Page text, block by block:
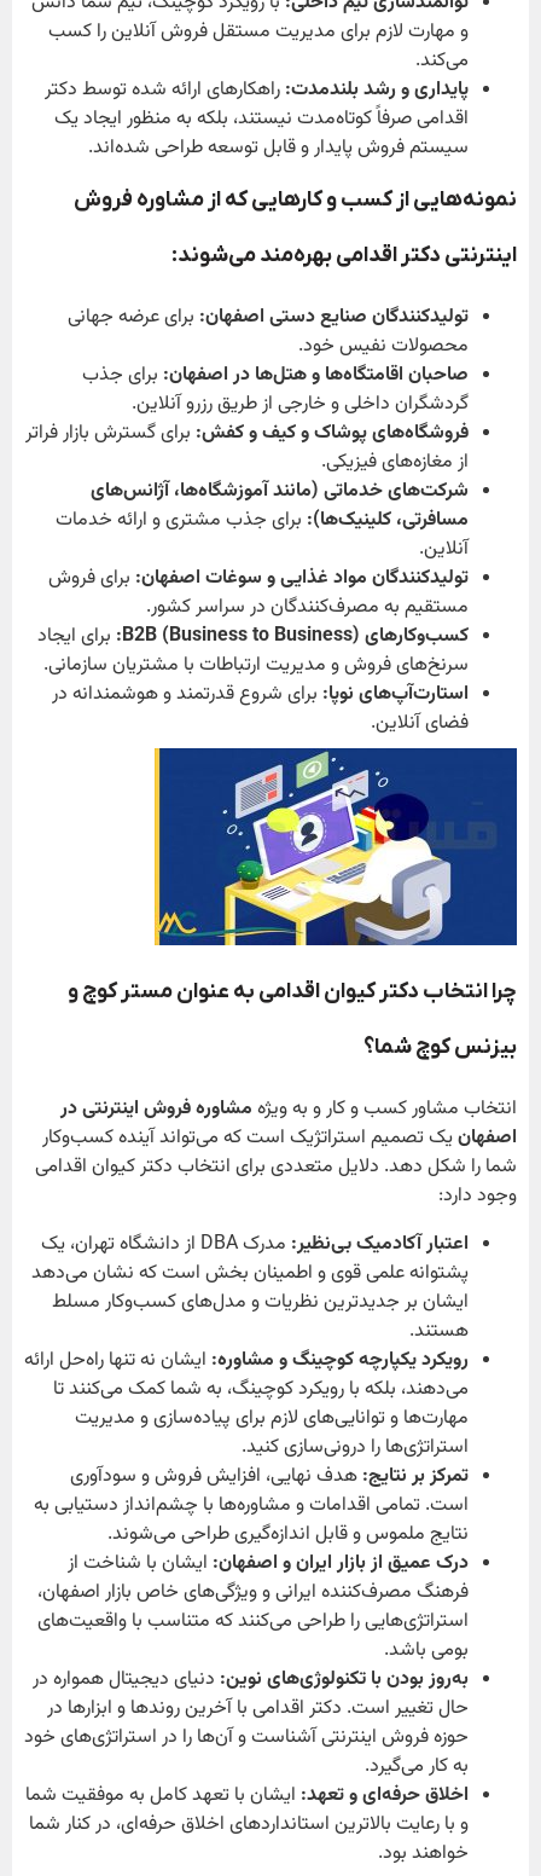
و مهارت لازم برای مدیریت مستقل فروش آنلاین را کسب
می‌کند.
پایداری و رشد بلندمدت: راهکارهای ارائه شده توسط دکتر
اقدامی صرفاً کوتاه‌مدت نیستند، بلکه به منظور ایجاد یک
سیستم فروش پایدار و قابل توسعه طراحی شده‌اند.
نمونه‌هایی از کسب و کارهایی که از مشاوره فروش
اینترنتی دکتر اقدامی بهره‌مند می‌شوند:
تولیدکنندگان صنایع دستی اصفهان: برای عرضه جهانی
محصولات نفیس خود.
صاحبان اقامتگاه‌ها و هتل‌ها در اصفهان: برای جذب
گردشگران داخلی و خارجی از طریق رزرو آنلاین.
فروشگاه‌های پوشاک و کیف و کفش: برای گسترش بازار فراتر
از مغازه‌های فیزیکی.
شرکت‌های خدماتی (مانند آموزشگاه‌ها، آژانس‌های
مسافرتی، کلینیک‌ها): برای جذب مشتری و ارائه خدمات
آنلاین.
تولیدکنندگان مواد غذایی و سوغات اصفهان: برای فروش
مستقیم به مصرف‌کنندگان در سراسر کشور.
کسب‌وکارهای B2B (Business to Business):
برای ایجاد
سرنخ‌های فروش و مدیریت ارتباطات با مشتریان سازمانی.
استارت‌آپ‌های نوپا: برای شروع قدرتمند و هوشمندانه در
فضای آنلاین.
چرا انتخاب دکتر کیوان اقدامی به عنوان مستر کوچ و
بیزنس کوچ شما؟
انتخاب مشاور کسب و کار و به ویژه مشاوره فروش اینترنتی در
اصفهانیک تصمیم استراتژیک است که می‌تواند آینده کسب‌وکار
شما را شکل دهد. دلایل متعددی برای انتخاب دکتر کیوان اقدامی
وجود دارد:
اعتبار آکادمیک بی‌نظیر:
مدرک DBA از دانشگاه تهران، یک
پشتوانه علمی قوی و اطمینان بخش است که نشان می‌دهد
ایشان بر جدیدترین نظریات و مدل‌های کسب‌وکار مسلط
هستند.
رویکرد یکپارچه کوچینگ و مشاوره: ایشان نه تنها راه‌حل ارائه
می‌دهند، بلکه با رویکرد کوچینگ، به شما کمک می‌کنند تا
مهارت‌ها و توانایی‌های لازم برای پیاده‌سازی و مدیریت
استراتژی‌ها را درونی‌سازی کنید.
تمرکز بر نتایج: هدف نهایی، افزایش فروش و سودآوری
است. تمامی اقدامات و مشاوره‌ها با چشم‌انداز دستیابی به
نتایج ملموس و قابل اندازه‌گیری طراحی می‌شوند.
درک عمیق از بازار ایران و اصفهان: ایشان با شناخت از
فرهنگ مصرف‌کننده ایرانی و ویژگی‌های خاص بازار اصفهان،
استراتژی‌هایی را طراحی می‌کنند که متناسب با واقعیت‌های
بومی باشد.
به‌روز بودن با تکنولوژی‌های نوین: دنیای دیجیتال همواره در
حال تغییر است. دکتر اقدامی با آخرین روندها و ابزارها در
حوزه فروش اینترنتی آشناست و آن‌ها را در استراتژی‌های خود
به کار می‌گیرد.
اخلاق حرفه‌ای و تعهد: ایشان با تعهد کامل به موفقیت شما
و با رعایت بالاترین استانداردهای اخلاق حرفه‌ای، در کنار شما
خواهند بود.